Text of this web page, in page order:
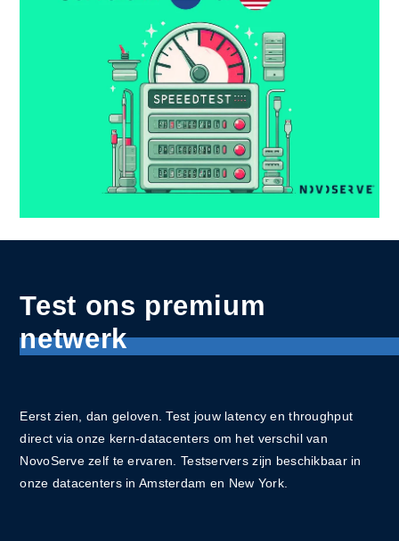
Test ons premium
netwerk
Eerst zien, dan geloven. Test jouw latency en throughput
direct via onze kern-datacenters om het verschil van
NovoServe zelf te ervaren. Testservers zijn beschikbaar in
onze datacenters in Amsterdam en New York.